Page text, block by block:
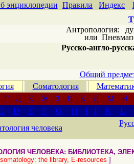
энциклопедии Правила Индекс
Антропология:
или
Русско-англо-
Общий
Соматология
Г Д Е Ж З И К Л М
Н
D E F G H I J K
L
человека
ЧЕЛОВЕКА: БИБЛИОТЕКА,
the library, E-resources ]